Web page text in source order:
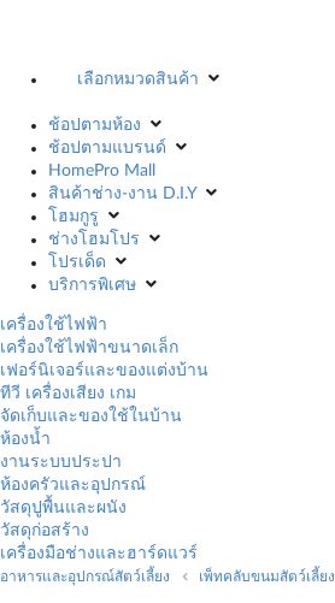
เลือกหมวดสินค้า
ช้อปตามห้อง
ช้อปตามแบรนด์
HomePro Mall
สินค้าช่าง-งาน D.I.Y
โฮมกูรู
ช่างโฮมโปร
โปรเด็ด
บริการพิเศษ
เครื่องใช้ไฟฟ้า
เครื่องใช้ไฟฟ้าขนาดเล็ก
เฟอร์นิเจอร์และของแต่งบ้าน
ทีวี เครื่องเสียง เกม
จัดเก็บและของใช้ในบ้าน
ห้องน้ำ
งานระบบประปา
ห้องครัวและอุปกรณ์
วัสดุปูพื้นและผนัง
วัสดุก่อสร้าง
เครื่องมือช่างและฮาร์ดแวร์
อาหารและอุปกรณ์สัตว์เลี้ยง เพ็ทคลับขนมสัตว์เลี้ยง